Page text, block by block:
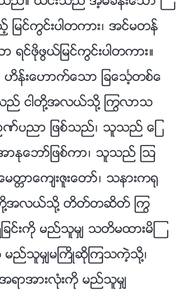
င္ကြင္းပါတကား၊ အင္မတန္
င္ဖိုဖြယ္ျမင္ကြင္းပါတကား။
န္းေဟာက္ေသာ ျခေသၤ့တစ္ေ
ငါတို႔အလယ္သို႔ ႂကြလာသ
ပညာ ျဖစ္သည္၊ သူသည္ ေျ
းအာႏုေဘာ္ျဖစ္ကာ၊ သူသည္ ၾသ
တၱာေက်းဇူးေတာ္၊ သနားက႐ု
တို႔အလယ္သို႔ တိတ္တဆိတ္ ႂကြ
င္းကို မည္သူမွ် သတိမထားမိၾ
မည္သူမွ်မႀကိဳဆိုၾကသကဲ့သို႔၊
ရာအားလုံးကို မည္သူမွ်